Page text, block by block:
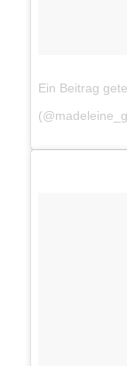
Ein Beitrag